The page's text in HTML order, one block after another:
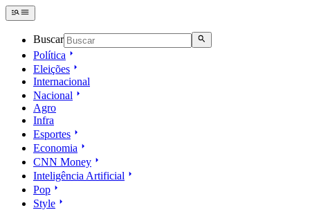
Buscar
Política
Eleições
Internacional
Nacional
Agro
Infra
Esportes
Economia
CNN Money
Inteligência Artificial
Pop
Style